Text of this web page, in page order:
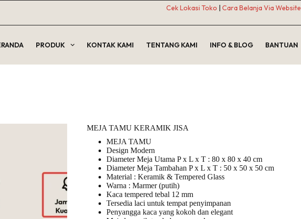
Cek Lokasi Toko | Cara Belanja Via Website
PRODUK KONTAK KAMI TENTANG KAMI INFO & BLOG BANTUAN
MEJA TAMU KERAMIK JISA
MEJA TAMU
Design Modern
Diameter Meja Utama P x L x T : 80 x 80 x 40 cm
Diameter Meja Tambahan P x L x T : 50 x 50 x 50 cm
Material : Keramik & Tempered Glass
Warna : Marmer (putih)
Kaca tempered tebal 12 mm
Tersedia laci untuk tempat penyimpanan
Penyangga kaca yang kokoh dan elegant